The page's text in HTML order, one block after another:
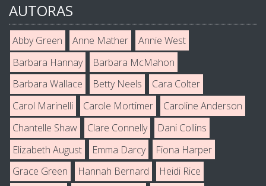
AUTORAS
Abby Green Anne Mather
Annie West
Barbara Hannay
Barbara McMahon
Barbara Wallace
Betty Neels
Cara Colter
Carol Marinelli
Carole Mortimer
Caroline Anderson
Chantelle Shaw
Clare Connelly
Dani Collins
Elizabeth August
Emma Darcy
Fiona Harper
Grace Green
Hannah Bernard
Heidi Rice